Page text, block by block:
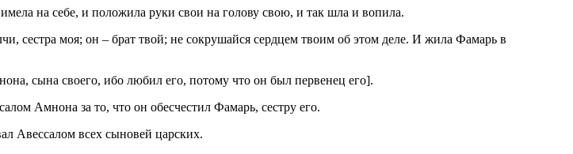
на себе, и положила руки свои на голову свою, и так шла и вопила.
сестра моя; он – брат твой; не сокрушайся сердцем твоим об этом деле. И жила Фамарь в
сына своего, ибо любил его, потому что он был первенец его].
Амнона за то, что он обесчестил Фамарь, сестру его.
Авессалом всех сыновей царских.